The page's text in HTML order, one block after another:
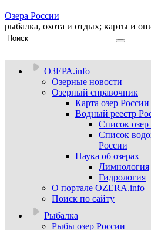
Озера России
рыбалка, охота и отдых; карты и
ОЗЕРА.info
Озерные новости
Озерный справочник
Карта озер России
Водный реестр
Список озер
Список
России
Наука об озерах
Лимнология
Гидрология
О портале OZERA.info
Поиск по сайту
Рыбалка
Рыбы озер России